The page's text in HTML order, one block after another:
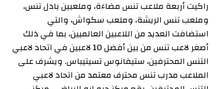
راكيت أربعة ملاعب تنس مضاءة، وملعبين بادل تنس،
وملعب تنس الريشة، وملعب سكواش، والتي
استضافت العديد من اللاعبين العالميين، بما في ذلك
أصغر لاعب تنس من بين أفضل 10 لاعبين في اتحاد لاعبي
التنس المحترفين، ستيفانوس تسيتيباس. ويشرف على
الملاعب مدرب تنس محترف معتمد من اتحاد لاعبي